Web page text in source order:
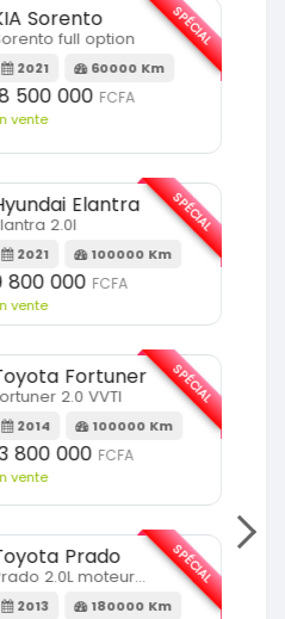
Sorento
full option
2021 60000 Km
500 000 FCFA
vente
SPÉCIAL
Elantra
2.0l
2021 100000 Km
800 000 FCFA
vente
SPÉCIAL
Fortuner
2.0 VVTI
2014 100000 Km
800 000 FCFA
vente
SPÉCIAL
Prado
Prado 2.0L moteur d4d
2013 180000 Km
SPÉCIAL